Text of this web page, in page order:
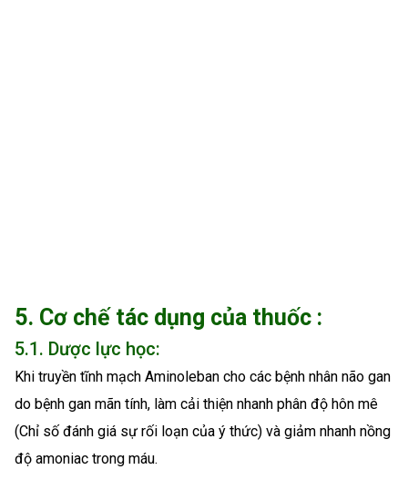
5. Cơ chế tác dụng của thuốc :
5.1. Dược lực học:
Khi truyền tĩnh mạch Aminoleban cho các bệnh nhân não gan
do bệnh gan mãn tính, làm cải thiện nhanh phân độ hôn mê
(Chỉ số đánh giá sự rối loạn của ý thức) và giảm nhanh nồng
độ amoniac trong máu.